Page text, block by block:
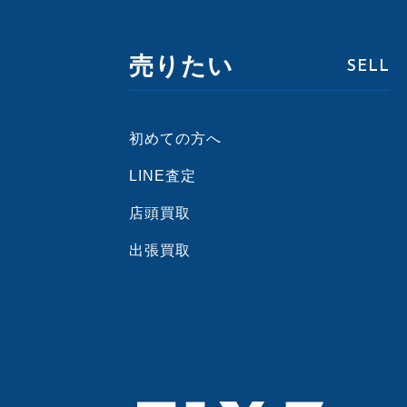
売りたい SELL
初めての方へ
LINE査定
店頭買取
出張買取